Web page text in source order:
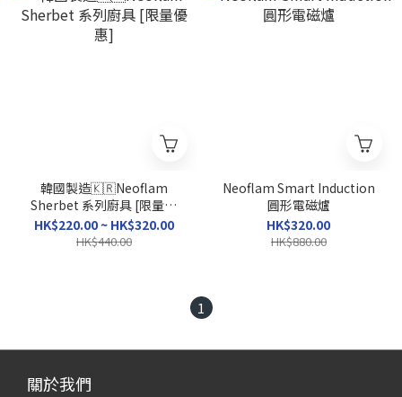
韓國製造🇰🇷Neoflam
Sherbet 系列廚具 [限量優
惠]
HK$220.00 ~ HK$320.00
HK$440.00
Neoflam Smart Induction
圓形電磁爐
HK$320.00
HK$880.00
1
關於我們